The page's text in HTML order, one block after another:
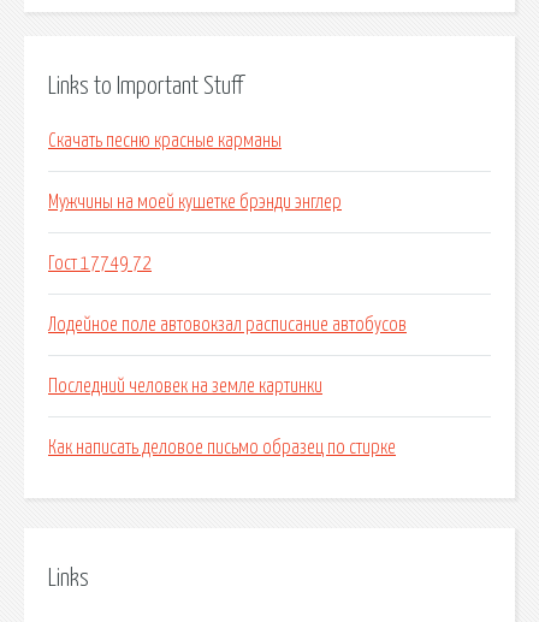
Links to Important Stuff
Скачать песню красные карманы
Мужчины на моей кушетке брэнди энглер
Гост 17749 72
Лодейное поле автовокзал расписание автобусов
Последний человек на земле картинки
Как написать деловое письмо образец по стирке
Links